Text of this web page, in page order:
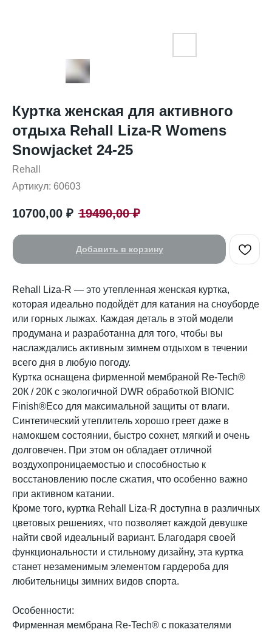
Куртка женская для активного
отдыха Rehall Liza-R Womens
Snowjacket 24-25
Rehall
Артикул: 60603
10700,00 ₽ 19490,00 ₽
Добавить в корзину
Rehall Liza-R — это утепленная женская куртка,
которая идеально подойдёт для катания на сноуборде
или горных лыжах. Каждая деталь в этой модели
продумана и разработанна для того, чтобы вы
наслаждались активным зимнем отдыхом в течении
всего дня в любую погоду.
Куртка оснащена фирменной мембраной Re-Tech®
20К / 20К с экологичной DWR обработкой BIONIC
Finish®Eco для максимальной защиты от влаги.
Синтетический утеплитель хорошо греет даже в
намокшем состоянии, быстро сохнет, мягкий и очень
долговечен. При этом он обладает отличной
воздухопроницаемостью и способностью к
восстановлению после сжатия, что особенно важно
при активном катании.
Кроме того, куртка Rehall Liza-R доступна в различных
цветовых решениях, что позволяет каждой девушке
найти свой идеальный вариант. Благодаря своей
функциональности и стильному дизайну, эта куртка
станет незаменимым элементом гардероба для
любительницы зимних видов спорта.
Особенности:
Фирменная мембрана Re-Tech® с показателями